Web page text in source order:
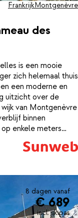
des
FrankrijkMontgenèvre
is een mooie
zich helemaal thuis
een moderne en
uitzicht over de
van Montgenèvre
binnen
enkele meters
eens de prachtige
8 dagen vanaf
€ 689
incl. skipas